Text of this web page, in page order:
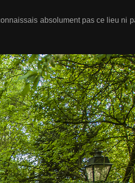
absolument pas ce lieu ni